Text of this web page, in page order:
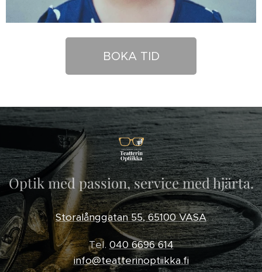
BOKA TID
Optik med passion, service med hjärta.
Storalånggatan 55, 65100 VASA
Tel. 040 6696 614
info@teatterinoptiikka.fi